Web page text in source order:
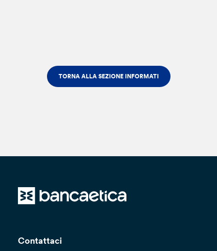
TORNA ALLA SEZIONE INFORMATI
Contattaci